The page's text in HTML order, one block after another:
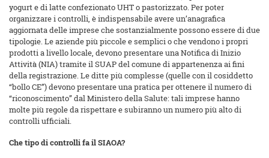
yogurt e di latte confezionato UHT o pastorizzato. Per poter
organizzare i controlli, è indispensabile avere un’anagrafica
aggiornata delle imprese che sostanzialmente possono essere di due
tipologie. Le aziende più piccole e semplici o che vendono i propri
prodotti a livello locale, devono presentare una Notifica di Inizio
Attività (NIA) tramite il SUAP del comune di appartenenza ai fini
della registrazione. Le ditte più complesse (quelle con il cosiddetto
“bollo CE”) devono presentare una pratica per ottenere il numero di
“riconoscimento” dal Ministero della Salute: tali imprese hanno
molte più regole da rispettare e subiranno un numero più alto di
controlli ufficiali.
Che tipo di controlli fa il SIAOA?